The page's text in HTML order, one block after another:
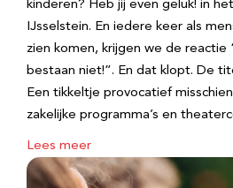
kinderen? Heb jij even geluk! in
IJsselstein. En iedere keer als
zien komen, krijgen we de reactie
bestaan niet!”. En dat klopt. De
Een tikkeltje provocatief
zakelijke programma’s en
Lees meer